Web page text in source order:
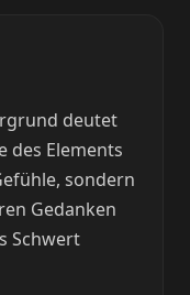
deutet
des Elements
sondern
Gedanken
Schwert